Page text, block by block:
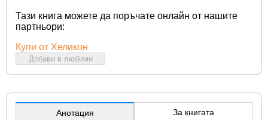
Тази книга можете да поръчате онлайн от нашите
партньори:
Купи от Хеликон
Добави в любими
Анотация За книгата